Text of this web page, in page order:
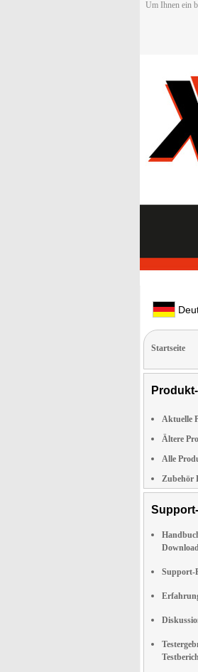
Um Ihnen ein
Startseite
Aktuelle
Ältere
Alle
Zubehör
Support-